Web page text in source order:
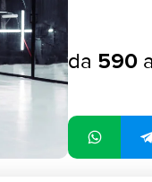
da 590 a